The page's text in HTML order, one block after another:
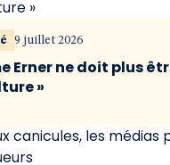
9 juillet 2026
Erner ne doit plus
»